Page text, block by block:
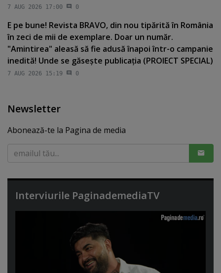
7 AUG 2026 17:00 0
E pe bune! Revista BRAVO, din nou tipărită în România
în zeci de mii de exemplare. Doar un număr.
"Amintirea" aleasă să fie adusă înapoi într-o campanie
inedită! Unde se găseşte publicaţia (PROIECT SPECIAL)
7 AUG 2026 15:19 0
Newsletter
Abonează-te la Pagina de media
Interviurile PaginademediaTV